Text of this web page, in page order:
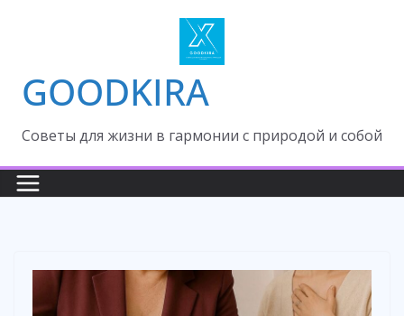
GOODKIRA
Cоветы для жизни в гармонии с природой и собой